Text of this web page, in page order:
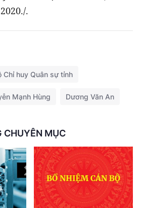
.
Chỉ huy Quân sự tỉnh
Mạnh Hùng Dương Văn An
CHUYÊN MỤC